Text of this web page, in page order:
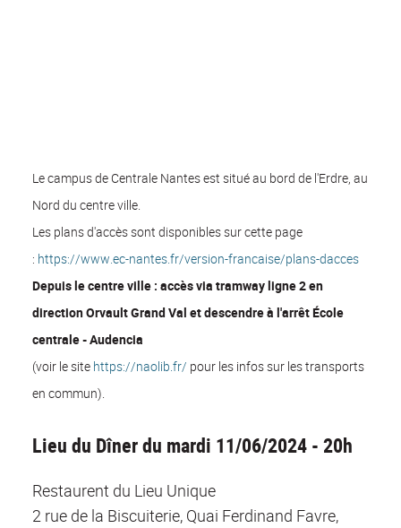
Le campus de Centrale Nantes est situé au bord de l'Erdre, au
Nord du centre ville.
Les plans d'accès sont disponibles sur cette page
: https://www.ec-nantes.fr/version-francaise/plans-dacces
Depuis le centre ville : accès via tramway ligne 2 en
direction Orvault Grand Val et descendre à l'arrêt École
centrale - Audencia
(voir le site https://naolib.fr/ pour les infos sur les transports
en commun).
Lieu du Dîner du mardi 11/06/2024 - 20h
Restaurent du Lieu Unique
2 rue de la Biscuiterie, Quai Ferdinand Favre,